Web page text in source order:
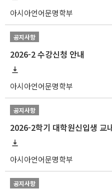
아시아언어문명학부
공지사항
2026-2 수강신청 안내
아시아언어문명학부
공지사항
2026-2학기 대학원신입생 교
아시아언어문명학부
공지사항